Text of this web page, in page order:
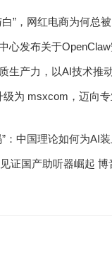
”，网红电商为何总被
心发布关于
生产力，以AI技术推
为 msxcom，迈向
：中国理论如何为AI装
证国产助听器崛起